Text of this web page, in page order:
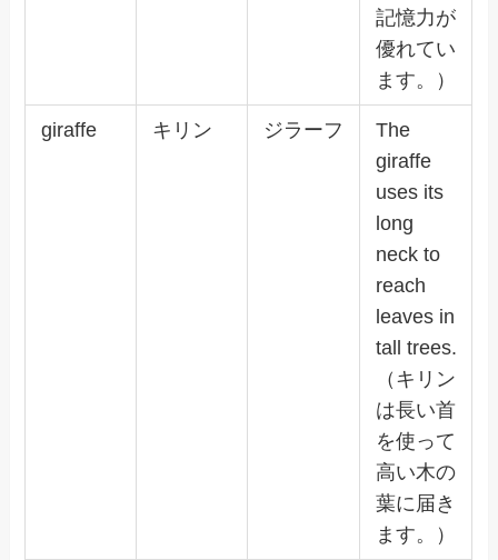
記憶力が
優れてい
ます。）
giraffe キリン ジラーフ
The
giraffe
uses its
long
neck to
reach
leaves in
tall trees.
（キリン
は長い首
を使って
高い木の
葉に届き
ます。）